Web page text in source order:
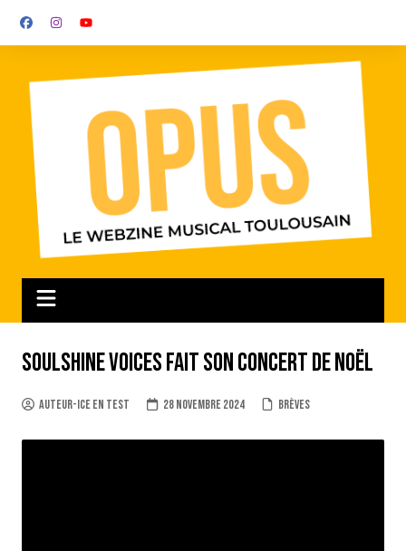
Soulshine Voices fait son concert de Noël
auteur-ice en test 28 novembre 2024 Brèves